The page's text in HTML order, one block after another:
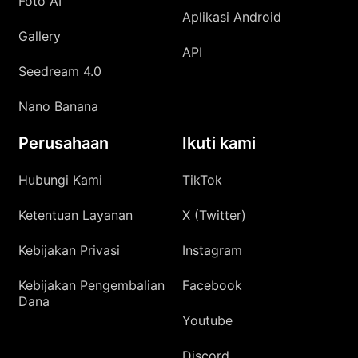
Gallery
Seedream 4.0
Nano Banana
Aplikasi Android
API
Perusahaan
Hubungi Kami
Ketentuan Layanan
Kebijakan Privasi
Kebijakan Pengembalian
Dana
Ikuti kami
TikTok
X (Twitter)
Instagram
Facebook
Youtube